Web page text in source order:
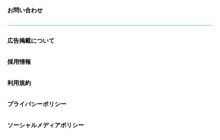
お問い合わせ
広告掲載について
採用情報
利用規約
プライバシーポリシー
ソーシャルメディアポリシー